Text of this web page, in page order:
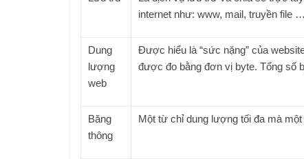
internet như: www, mail, truyền file …
Dung
lượng
web
Được hiểu là “sức nặng” của
được đo bằng đơn vị byte. Tổng số
Băng
thông
Một từ chỉ dung lượng tối đa mà